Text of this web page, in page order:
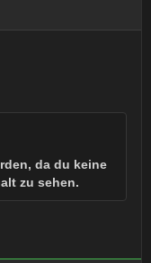
da du keine
zu sehen.